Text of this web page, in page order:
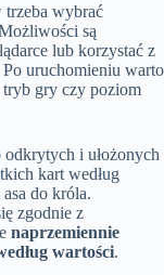
trzeba wybrać
są
lub korzystać z
uruchomieniu warto
tryb gry czy poziom
i ułożonych
kart według
do króla.
zgodnie z
naprzemiennie
wartości.